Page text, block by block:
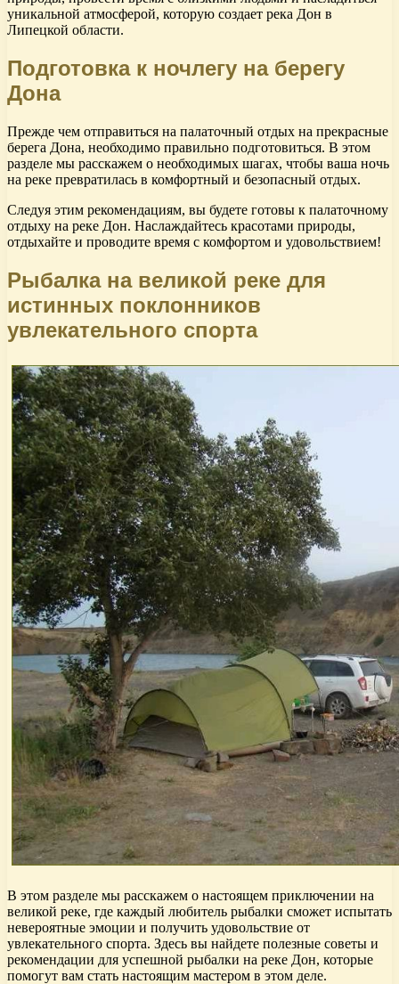
уникальной атмосферой, которую создает река Дон в
Липецкой области.
Подготовка к ночлегу на берегу
Дона
Прежде чем отправиться на палаточный отдых на прекрасные
берега Дона, необходимо правильно подготовиться. В этом
разделе мы расскажем о необходимых шагах, чтобы ваша ночь
на реке превратилась в комфортный и безопасный отдых.
Следуя этим рекомендациям, вы будете готовы к палаточному
отдыху на реке Дон. Наслаждайтесь красотами природы,
отдыхайте и проводите время с комфортом и удовольствием!
Рыбалка на великой реке для
истинных поклонников
увлекательного спорта
В этом разделе мы расскажем о настоящем приключении на
великой реке, где каждый любитель рыбалки сможет испытать
невероятные эмоции и получить удовольствие от
увлекательного спорта. Здесь вы найдете полезные советы и
рекомендации для успешной рыбалки на реке Дон, которые
помогут вам стать настоящим мастером в этом деле.